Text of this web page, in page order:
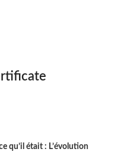
qu’il était : L’évolution